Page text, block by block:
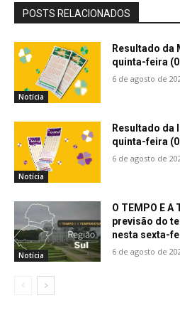
POSTS RELACIONADOS
Notícia
Resultado da
quinta-feira
6 de agosto de
Notícia
Resultado da
quinta-feira
6 de agosto de
Notícia
O TEMPO E A
previsão do
nesta sexta-
6 de agosto de